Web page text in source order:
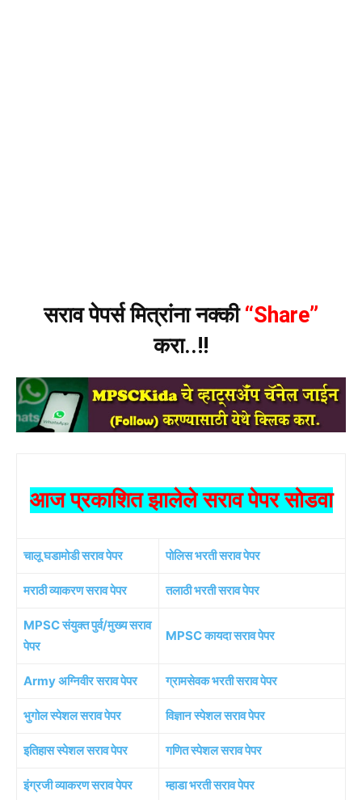
सराव पेपर्स मित्रांना नक्की“Share”
करा..!!
आज प्रकाशित झालेले सराव पेपर सोडवा
चालू घडामोडी सराव पेपर पोलिस भरती सराव पेपर
मराठी व्याकरण सराव पेपर तलाठी भरती सराव पेपर
MPSC संयुक्त पुर्व/मुख्य सराव
पेपर
MPSC कायदा सराव पेपर
Army अग्निवीर सराव पेपर ग्रामसेवक भरती सराव पेपर
भुगोल स्पेशल सराव पेपर विज्ञान स्पेशल सराव पेपर
इतिहास स्पेशल सराव पेपर गणित स्पेशल सराव पेपर
इंग्रजी व्याकरण सराव पेपर म्हाडा भरती सराव पेपर